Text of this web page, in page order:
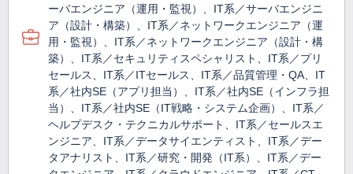
ーバエンジニア（運用・監視）、IT系／サーバエンジニ
ア（設計・構築）、IT系／ネットワークエンジニア（運
用・監視）、IT系／ネットワークエンジニア（設計・構
築）、IT系／セキュリティスペシャリスト、IT系／プリ
セールス、IT系／ITセールス、IT系／品質管理・QA、IT
系／社内SE（アプリ担当）、IT系／社内SE（インフラ担
当）、IT系／社内SE（IT戦略・システム企画）、IT系／
ヘルプデスク・テクニカルサポート、IT系／セールスエ
ンジニア、IT系／データサイエンティスト、IT系／デー
タアナリスト、IT系／研究・開発（IT系）、IT系／デー